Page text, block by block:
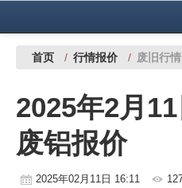
中国有色金属报社主办 广告服务
铜镍铅锌
铝
稀有稀土
首页 / 行情报价 / 废旧行情
2025年2月
废铝报价
2025年02月11日 16:11